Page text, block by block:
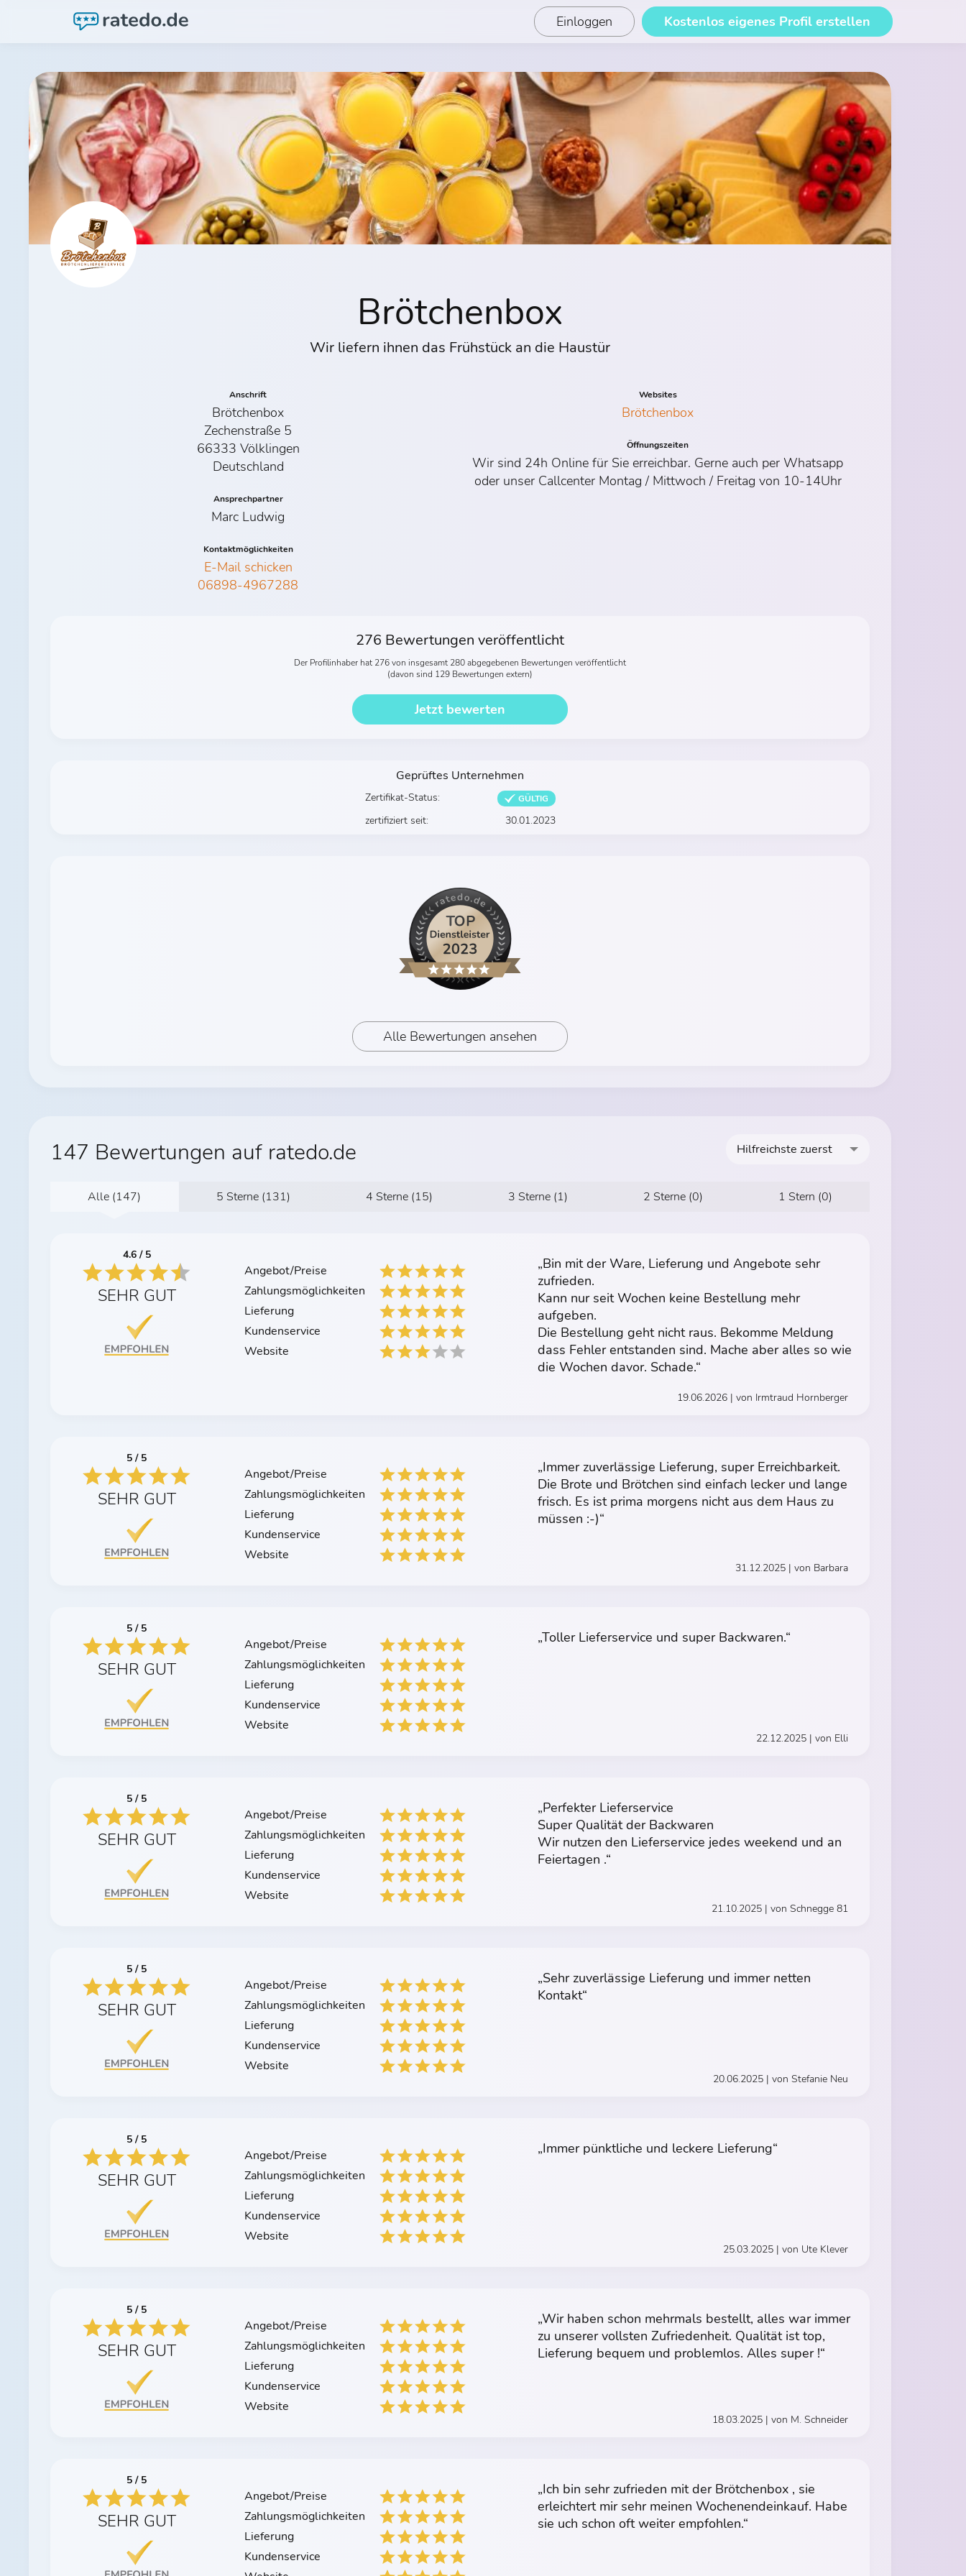
Einloggen Kostenlos eigenes Profil erstellen
Brötchenbox
Wir liefern ihnen das Frühstück an die Haustür
Anschrift
Brötchenbox
Zechenstraße 5
66333 Völklingen
Deutschland
Ansprechpartner
Marc Ludwig
Kontaktmöglichkeiten
E-Mail schicken
06898-4967288
Websites
Brötchenbox
Öffnungszeiten
Wir sind 24h Online für Sie erreichbar. Gerne auch per Whatsapp
oder unser Callcenter Montag / Mittwoch / Freitag von 10-14Uhr
276 Bewertungen veröffentlicht
Der Profilinhaber hat 276 von insgesamt 280 abgegebenen Bewertungen veröffentlicht
(davon sind 129 Bewertungen extern)
Jetzt bewerten
Geprüftes Unternehmen
Zertifikat-Status: GÜLTIG
zertifiziert seit: 30.01.2023
Alle Bewertungen ansehen
147 Bewertungen auf ratedo.de Hilfreichste zuerst
Alle (147) 5 Sterne (131) 4 Sterne (15) 3 Sterne (1) 2 Sterne (0) 1 Stern (0)
4.6 / 5
SEHR GUT
Angebot/Preise
Zahlungsmöglichkeiten
Lieferung
Kundenservice
Website
„Bin mit der Ware, Lieferung und Angebote sehr
zufrieden.
Kann nur seit Wochen keine Bestellung mehr
aufgeben.
Die Bestellung geht nicht raus. Bekomme Meldung
dass Fehler entstanden sind. Mache aber alles so wie
die Wochen davor. Schade.“
19.06.2026 | von Irmtraud Hornberger
5 / 5
SEHR GUT
Angebot/Preise
Zahlungsmöglichkeiten
Lieferung
Kundenservice
Website
„Immer zuverlässige Lieferung, super Erreichbarkeit.
Die Brote und Brötchen sind einfach lecker und lange
frisch. Es ist prima morgens nicht aus dem Haus zu
müssen :-)“
31.12.2025 | von Barbara
5 / 5
SEHR GUT
Angebot/Preise
Zahlungsmöglichkeiten
Lieferung
Kundenservice
Website
„Toller Lieferservice und super Backwaren.“
22.12.2025 | von Elli
5 / 5
SEHR GUT
Angebot/Preise
Zahlungsmöglichkeiten
Lieferung
Kundenservice
Website
„Perfekter Lieferservice
Super Qualität der Backwaren
Wir nutzen den Lieferservice jedes weekend und an
Feiertagen .“
21.10.2025 | von Schnegge 81
5 / 5
SEHR GUT
Angebot/Preise
Zahlungsmöglichkeiten
Lieferung
Kundenservice
Website
„Sehr zuverlässige Lieferung und immer netten
Kontakt“
20.06.2025 | von Stefanie Neu
5 / 5
SEHR GUT
Angebot/Preise
Zahlungsmöglichkeiten
Lieferung
Kundenservice
Website
„Immer pünktliche und leckere Lieferung“
25.03.2025 | von Ute Klever
5 / 5
SEHR GUT
Angebot/Preise
Zahlungsmöglichkeiten
Lieferung
Kundenservice
Website
„Wir haben schon mehrmals bestellt, alles war immer
zu unserer vollsten Zufriedenheit. Qualität ist top,
Lieferung bequem und problemlos. Alles super !“
18.03.2025 | von M. Schneider
5 / 5
SEHR GUT
Angebot/Preise
Zahlungsmöglichkeiten
Lieferung
Kundenservice
„Ich bin sehr zufrieden mit der Brötchenbox , sie
erleichtert mir sehr meinen Wochenendeinkauf. Habe
sie uch schon oft weiter empfohlen.“